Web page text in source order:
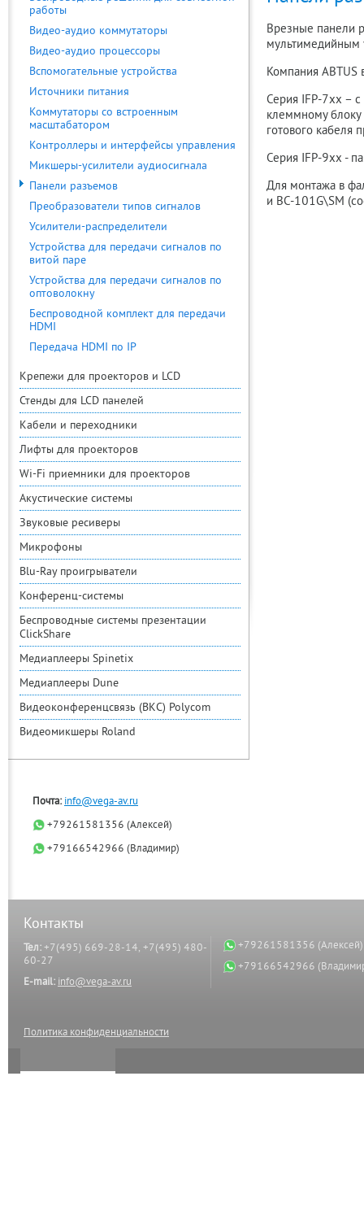
работы
Видео-аудио коммутаторы
Видео-аудио процессоры
Вспомогательные устройства
Источники питания
Коммутаторы со встроенным
масштабатором
Контроллеры и интерфейсы управления
Микшеры-усилители аудиосигнала
Панели разъемов
Преобразователи типов сигналов
Усилители-распределители
Устройства для передачи сигналов по
витой паре
Устройства для передачи сигналов по
оптоволокну
Беспроводной комплект для передачи
HDMI
Передача HDMI по IP
Крепежи для проекторов и LCD
Стенды для LCD панелей
Кабели и переходники
Лифты для проекторов
Wi-Fi приемники для проекторов
Акустические системы
Звуковые ресиверы
Микрофоны
Blu-Ray проигрыватели
Конференц-системы
Беспроводные системы презентации
ClickShare
Медиаплееры Spinetix
Медиаплееры Dune
Видеоконференцсвязь (ВКС) Polycom
Видеомикшеры Roland
Почта: info@vega-av.ru
+79261581356 (Алексей)
+79166542966 (Владимир)
Врезные панели
мультимедийным
Компания
Серия IFP-7xx – с
клеммному
готового кабеля
Серия IFP-9xx -
Для монтажа в
и BC-101G\SM
Контакты
Тел:+7(495) 669-28-14, +7(495) 480-
60-27
E-mail: info@vega-av.ru
Политика конфиденциальности
+79261581356 (Алексей)
+79166542966